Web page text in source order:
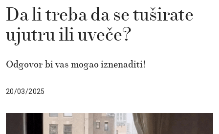
Da li treba da se tuširate
ujutru ili uveče?
Odgovor bi vas mogao iznenaditi!
20/03/2025